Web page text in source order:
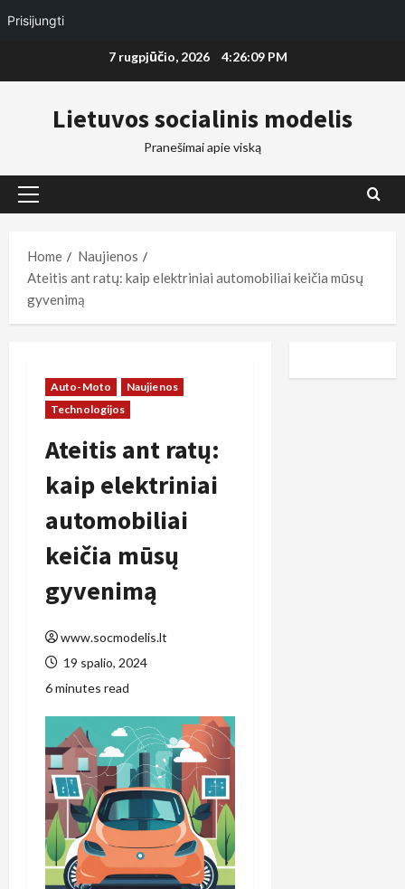
Prisijungti
7 rugpjūčio, 2026 4:26:10 PM
Lietuvos socialinis modelis
Pranešimai apie viską
Primary
Home
Naujienos
Ateitis ant ratų: kaip elektriniai automobiliai keičia mūsų
gyvenimą
Auto-Moto
Naujienos
Technologijos
Ateitis ant ratų:
kaip elektriniai
automobiliai
keičia mūsų
gyvenimą
www.socmodelis.lt
19 spalio, 2024
6 minutes read